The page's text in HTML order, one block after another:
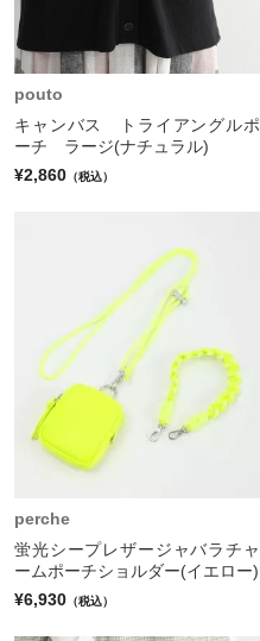
pouto
キャンバス トライアングルポ
ーチ ラージ(ナチュラル)
¥2,860 （税込）
perche
蛍光シープレザージャバラチャ
ームポーチショルダー(イエロー)
¥6,930 （税込）